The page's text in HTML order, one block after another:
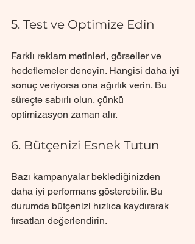
5. Test ve Optimize Edin
Farklı reklam metinleri, görseller ve
hedeflemeler deneyin. Hangisi daha iyi
sonuç veriyorsa ona ağırlık verin. Bu
süreçte sabırlı olun, çünkü
optimizasyon zaman alır.
6. Bütçenizi Esnek Tutun
Bazı kampanyalar beklediğinizden
daha iyi performans gösterebilir. Bu
durumda bütçenizi hızlıca kaydırarak
fırsatları değerlendirin.